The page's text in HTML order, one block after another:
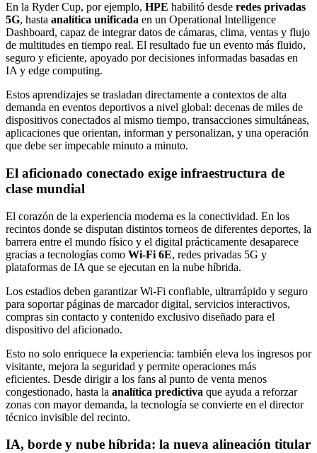
En la Ryder Cup, por ejemplo, HPE habilitó desde redes privadas
5G, hasta analítica unificada en un Operational Intelligence
Dashboard, capaz de integrar datos de cámaras, clima, ventas y flujo
de multitudes en tiempo real. El resultado fue un evento más fluido,
seguro y eficiente, apoyado por decisiones informadas basadas en
IA y edge computing.
Estos aprendizajes se trasladan directamente a contextos de alta
demanda en eventos deportivos a nivel global: decenas de miles de
dispositivos conectados al mismo tiempo, transacciones simultáneas,
aplicaciones que orientan, informan y personalizan, y una operación
que debe ser impecable minuto a minuto.
El aficionado conectado exige infraestructura de
clase mundial
El corazón de la experiencia moderna es la conectividad. En los
recintos donde se disputan distintos torneos de diferentes deportes, la
barrera entre el mundo físico y el digital prácticamente desaparece
gracias a tecnologías como Wi-Fi 6E, redes privadas 5G y
plataformas de IA que se ejecutan en la nube híbrida.
Los estadios deben garantizar Wi-Fi confiable, ultrarrápido y seguro
para soportar páginas de marcador digital, servicios interactivos,
compras sin contacto y contenido exclusivo diseñado para el
dispositivo del aficionado.
Esto no solo enriquece la experiencia: también eleva los ingresos por
visitante, mejora la seguridad y permite operaciones más
eficientes. Desde dirigir a los fans al punto de venta menos
congestionado, hasta la analítica predictiva que ayuda a reforzar
zonas con mayor demanda, la tecnología se convierte en el director
técnico invisible del recinto.
IA, borde y nube híbrida: la nueva alineación titular